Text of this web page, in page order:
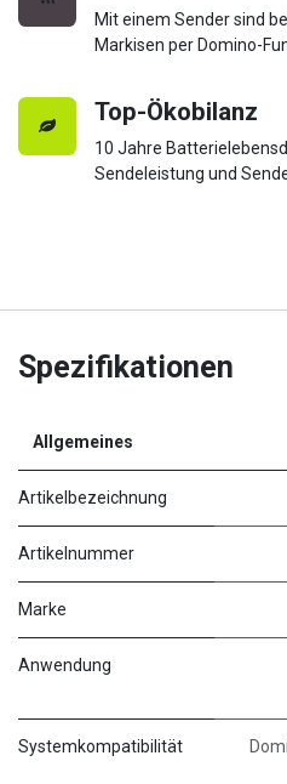
Mit einem Sender sind
Markisen per Domino-
Top-Ökobilanz
10 Jahre
Sendeleistung und
Spezifikationen
Allgemeines
Artikelbezeichnung
Artikelnummer
Marke
Anwendung
Systemkompatibilität